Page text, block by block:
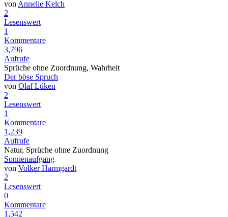
vonAnnelie Kelch
2
Lesenswert
1
Kommentare
3,796
Aufrufe
Sprüche ohne Zuordnung, Wahrheit
Der böse Spruch
von Olaf Lüken
2
Lesenswert
1
Kommentare
1,239
Aufrufe
Natur, Sprüche ohne Zuordnung
Sonnenaufgang
von Volker Harmgardt
2
Lesenswert
0
Kommentare
1,542